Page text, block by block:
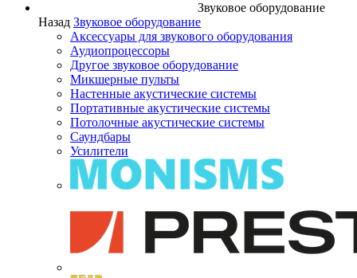
Звуковое оборудование
Назад Звуковое оборудование
Аксессуары для звукового оборудования
Аудиопроцессоры
Другое звуковое оборудование
Микшерные пульты
Настенные акустические системы
Портативные акустические системы
Потолочные акустические системы
Саундбары
Усилители